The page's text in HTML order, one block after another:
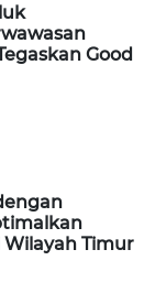
Good
Timur